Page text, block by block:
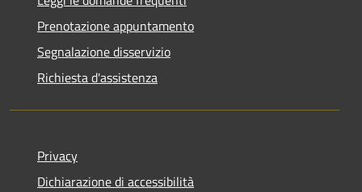
Prenotazione appuntamento
Segnalazione disservizio
Richiesta d'assistenza
Privacy
Dichiarazione di accessibilità